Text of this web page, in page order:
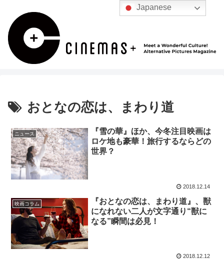
おとなの恋は、まわり道
ニュース
『雪の華』ほか、今冬注目映画は
ロケ地も豪華！旅行するならどの
世界？
2018.12.14
映画コラム
『おとなの恋は、まわり道』、獣
になれない二人が文字通り“獣に
なる”瞬間は必見！
2018.12.12
Japanese